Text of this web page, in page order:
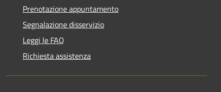
Prenotazione appuntamento
Segnalazione disservizio
Leggi le FAQ
Richiesta assistenza